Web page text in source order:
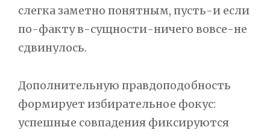
слегка заметно понятным, пусть-и если
по-факту в-сущности-ничего вовсе-не
сдвинулось.
Дополнительную правдоподобность
формирует избирательное фокус:
успешные совпадения фиксируются